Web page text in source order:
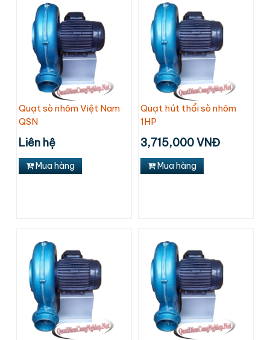
Quạt sò nhôm Việt Nam
QSN
Liên hệ
Mua hàng
Quạt hút thổi sò nhôm
1HP
3,715,000 VNĐ
Mua hàng